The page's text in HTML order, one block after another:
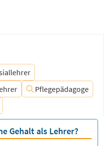
Pflegepädagoge
Gehalt als Lehrer?